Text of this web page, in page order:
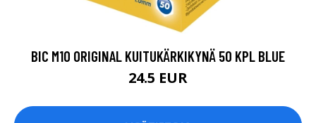
BIC M10 ORIGINAL KUITUKÄRKIKYNÄ 50 KPL BLUE
24.5 EUR